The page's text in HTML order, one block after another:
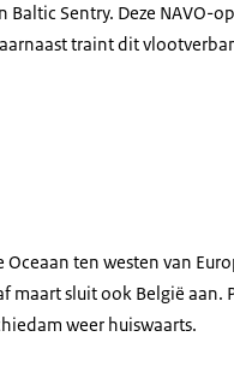
Baltic Sentry. Deze NAVO-
traint dit
ten westen van
maart sluit ook België
weer huiswaarts.